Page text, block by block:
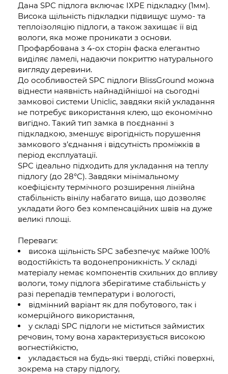
Дана SPC підлога включає IXPE підкладку (1мм).
Висока щільність підкладки підвищує шумо- та
теплоізоляцію підлоги, а також захищає її від
вологи, яка може проникати з основи.
Профарбована з 4-ох сторін фаска елегантно
виділяє ламелі, надаючи покриттю натурального
вигляду деревини.
До особливостей SPC підлоги BlissGround можна
віднести наявність найнадійнішої на сьогодні
замкової системи Uniclic, завдяки якій укладання
не потребує використання клею, що економічно
вигідно. Такий тип замка в поєднанні з
підкладкою, зменшує вірогідність порушення
замкового з’єднання і відсутність проміжків в
період експлуатації.
SPC ідеально підходить для укладання на теплу
підлогу (до 28°С). Завдяки мінімальному
коефіцієнту термічного розширення лінійна
стабільність вінілу набагато вища, що дозволяє
укладати його без компенсаційних швів на дуже
великі площі.
Переваги:
висока щільність SPC забезпечує майже 100%
водостійкість та водонепроникність. У складі
матеріалу немає компонентів схильних до впливу
вологи, тому підлога зберігатиме стабільність у
разі перепадів температури і вологості,
відмінний варіант як для побутового, так і
комерційного використання,
у складі SPC підлоги не міститься займистих
речовин, тому вона характеризується високою
вогнестійкістю,
укладається на будь-які тверді, стійкі поверхні,
зокрема на стару підлогу,